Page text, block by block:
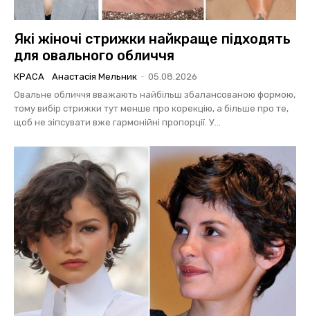
Які жіночі стрижки найкраще підходять
для овального обличчя
КРАСА Анастасія Мельник - 05.08.2026
Овальне обличчя вважають найбільш збалансованою формою,
тому вибір стрижки тут менше про корекцію, а більше про те,
щоб не зіпсувати вже гармонійні пропорції. У...